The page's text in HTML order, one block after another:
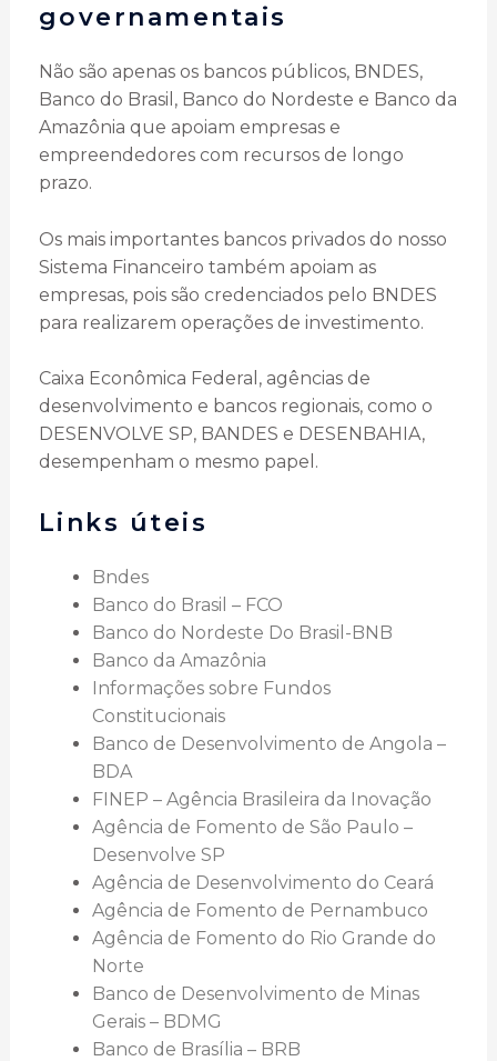
governamentais
Não são apenas os bancos públicos, BNDES,
Banco do Brasil, Banco do Nordeste e Banco da
Amazônia que apoiam empresas e
empreendedores com recursos de longo
prazo.
Os mais importantes bancos privados do nosso
Sistema Financeiro também apoiam as
empresas, pois são credenciados pelo BNDES
para realizarem operações de investimento.
Caixa Econômica Federal, agências de
desenvolvimento e bancos regionais, como o
DESENVOLVE SP, BANDES e DESENBAHIA,
desempenham o mesmo papel.
Links úteis
Bndes
Banco do Brasil – FCO
Banco do Nordeste Do Brasil-BNB
Banco da Amazônia
Informações sobre Fundos
Constitucionais
Banco de Desenvolvimento de Angola –
BDA
FINEP – Agência Brasileira da Inovação
Agência de Fomento de São Paulo –
Desenvolve SP
Agência de Desenvolvimento do Ceará
Agência de Fomento de Pernambuco
Agência de Fomento do Rio Grande do
Norte
Banco de Desenvolvimento de Minas
Gerais – BDMG
Banco de Brasília – BRB